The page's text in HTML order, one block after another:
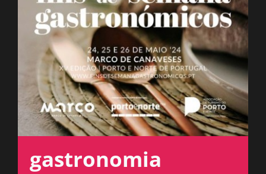
ESPAÇO OUVINTE
A RCP
CONTACTOS
OUVIR
gastronomia